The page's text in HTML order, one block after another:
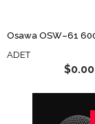
ADET
$0.00